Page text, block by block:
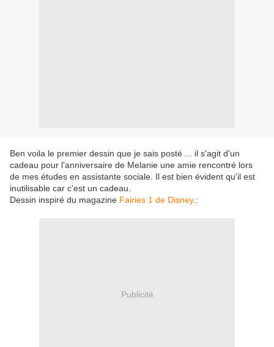
Ben voila le premier dessin que je sais posté ... il s'agit d'un
cadeau pour l'anniversaire de Melanie une amie rencontré lors
de mes études en assistante sociale. Il est bien évident qu'il est
inutilisable car c'est un cadeau.
Dessin inspiré du magazine Fairies 1 de Disney.:
Publicité